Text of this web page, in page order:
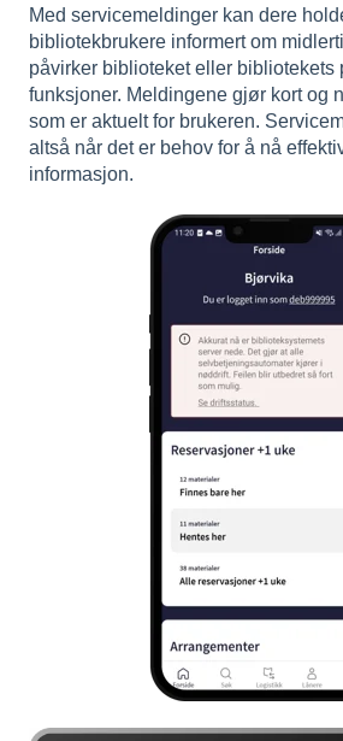
Med servicemeldinger kan dere
bibliotekbrukere informert om
påvirker biblioteket eller bibliotekets
funksjoner. Meldingene gjør kort og
som er aktuelt for brukeren.
altså når det er behov for å nå
informasjon.